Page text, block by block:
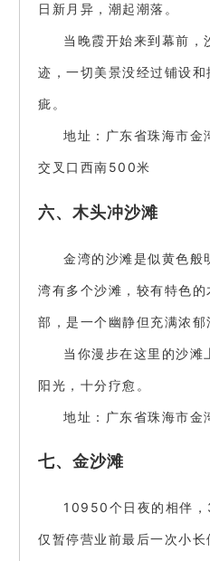
日新月异，潮起潮落。
当晚霞开始来到幕前，
迹，一切美景没经过铺设
疵。
地址：广东省珠海市
交叉口西南500米
六、木头冲沙滩
金湾的沙滩是似黄色般
湾有多个沙滩，较有特色
部，是一个幽静但充满浓郁
当你漫步在这里的沙滩
阳光，十分疗愈。
地址：广东省珠海市金
七、金沙滩
10950个日夜的相伴，
仅暂停营业前最后一次小